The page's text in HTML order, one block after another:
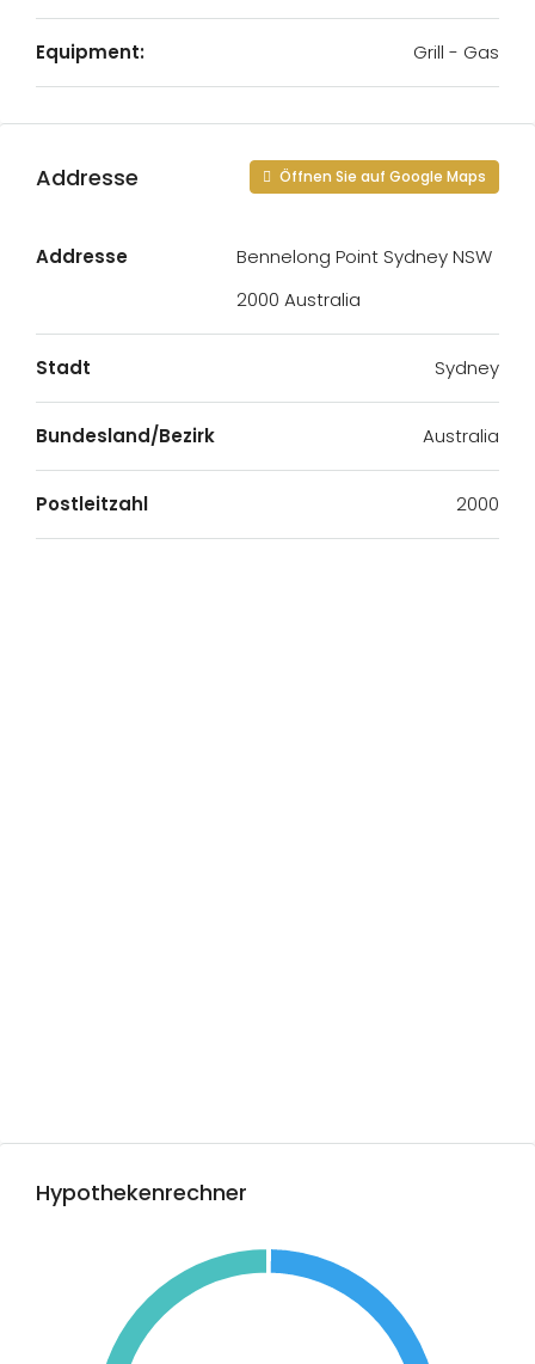
Equipment: Grill - Gas
Addresse Öffnen Sie auf Google Maps
Addresse
Bennelong Point Sydney NSW
2000 Australia
Stadt Sydney
Bundesland/Bezirk Australia
Postleitzahl 2000
Hypothekenrechner